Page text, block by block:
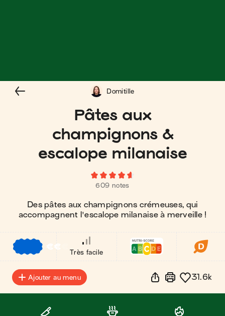
Pâtes aux
champignons &
escalope milanaise
609 notes
Des pâtes aux champignons crémeuses, qui
accompagnent l'escalope milanaise à merveille !
Domitille
€€
Très facile
Ajouter au menu 31.6k